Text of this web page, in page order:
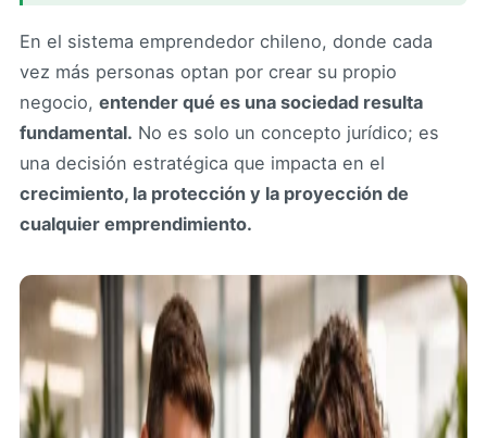
En el sistema emprendedor chileno, donde cada
vez más personas optan por crear su propio
negocio, entender qué es una sociedad resulta
fundamental. No es solo un concepto jurídico; es
una decisión estratégica que impacta en el
crecimiento, la protección y la proyección de
cualquier emprendimiento.